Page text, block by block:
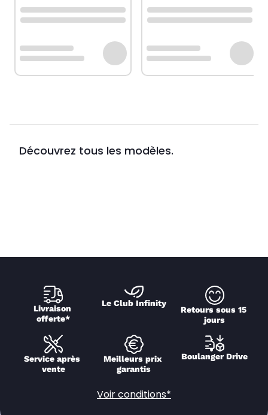
Découvrez tous les modèles.
Livraison
offerte*
Le Club Infinity
Retours sous 15
jours
Service après
vente
Meilleurs prix
garantis
Boulanger Drive
Voir conditions*